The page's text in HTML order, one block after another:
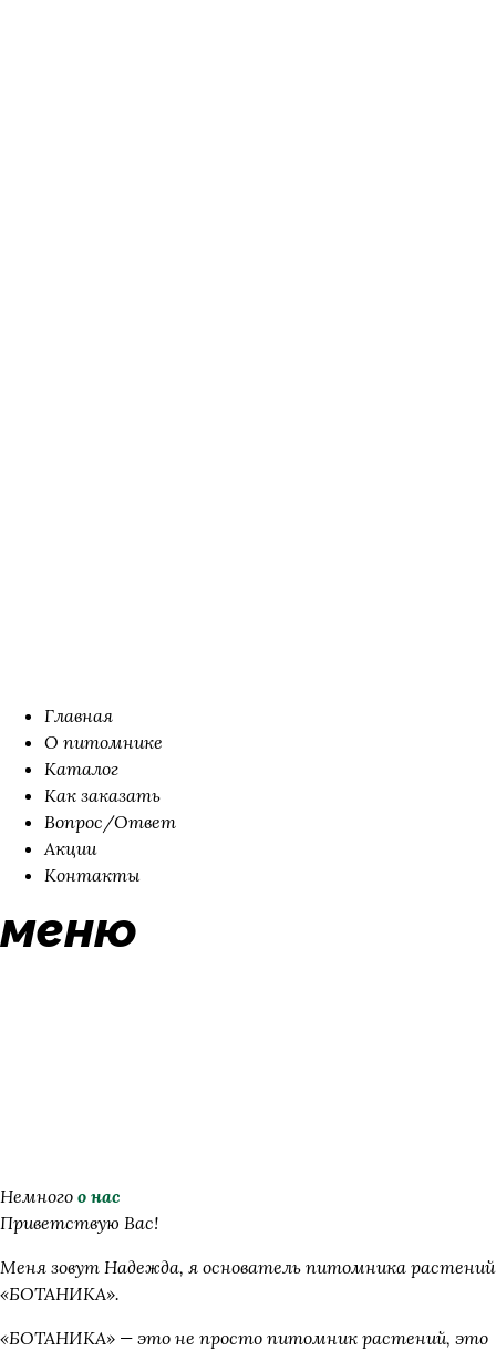
Главная
О питомнике
Каталог
Как заказать
Вопрос/Ответ
Акции
Контакты
меню
Немного о нас
Приветствую Вас!
Меня зовут Надежда, я основатель питомника растений
«БОТАНИКА».
«БОТАНИКА» — это не просто питомник растений, это